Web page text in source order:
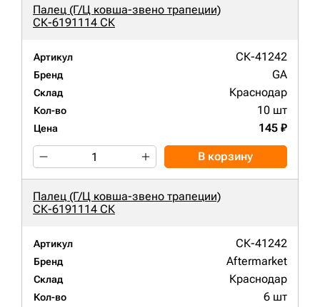
Палец (Г/Ц ковша-звено трапеции)
СК-6191114 СК
Артикул СК-41242
Бренд GA
Склад Краснодар
Кол-во 10 шт
Цена 145 ₽
В корзину
Палец (Г/Ц ковша-звено трапеции)
СК-6191114 СК
Артикул СК-41242
Бренд Aftermarket
Склад Краснодар
Кол-во 6 шт